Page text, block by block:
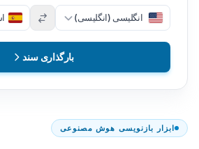
ابزار بازنویسی هوش مصنوعی
انگلیسی (انگلیسی)
بارگذاری سند